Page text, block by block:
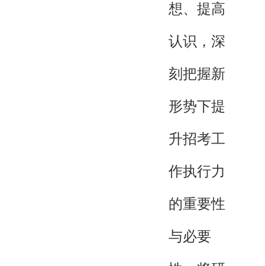
想、提高
认识，深
刻把握新
形势下提
升招考工
作执行力
的重要性
与必要